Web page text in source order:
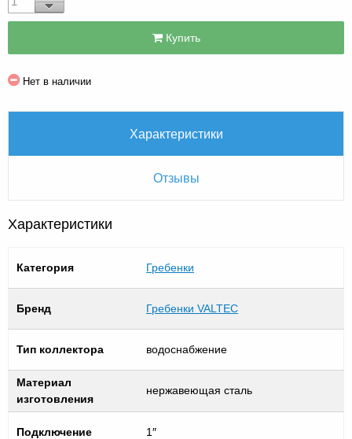
Купить
Нет в наличии
Характеристики
Отзывы
Характеристики
Категория Гребенки
Бренд Гребенки VALTEC
Тип коллектора водоснабжение
Материал
изготовления
нержавеющая сталь
Подключение 1″